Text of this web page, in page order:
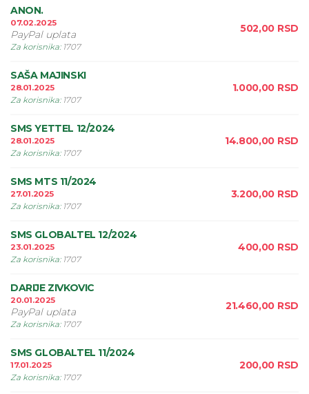
ANON.
07.02.2025
PayPal uplata
Za korisnika: 1707
502,00 RSD
SAŠA MAJINSKI
28.01.2025
Za korisnika: 1707
1.000,00 RSD
SMS YETTEL 12/2024
28.01.2025
Za korisnika: 1707
14.800,00 RSD
SMS MTS 11/2024
27.01.2025
Za korisnika: 1707
3.200,00 RSD
SMS GLOBALTEL 12/2024
23.01.2025
Za korisnika: 1707
400,00 RSD
DARIJE ZIVKOVIC
20.01.2025
PayPal uplata
Za korisnika: 1707
21.460,00 RSD
SMS GLOBALTEL 11/2024
17.01.2025
Za korisnika: 1707
200,00 RSD